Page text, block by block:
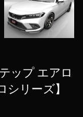
ップ エアロ
シリーズ】